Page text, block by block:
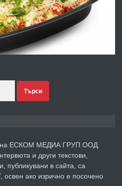
преди 3 дни
Магазин/Офис под наем в кв.
градина!
преди 4 дни
парцел в гр. Хасково кв.
Търси
на ЕСКОМ МЕДИА ГРУП ООД.
и други текстови,
публикувани в сайта, са
освен ако изрично е посочено